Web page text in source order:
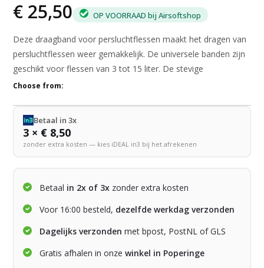
€ 25,50 OP VOORRAAD bij Airsoftshop
Deze draagband voor persluchtflessen maakt het dragen van
persluchtflessen weer gemakkelijk. De universele banden zijn
geschikt voor flessen van 3 tot 15 liter. De stevige
Choose from:
Betaal in 3x
3 × € 8,50
zonder extra kosten — kies iDEAL in3 bij het afrekenen
Betaal in 2x of 3x zonder extra kosten
Voor 16:00 besteld, dezelfde werkdag verzonden
Dagelijks verzonden met bpost, PostNL of GLS
Gratis afhalen in onzewinkel in Poperinge